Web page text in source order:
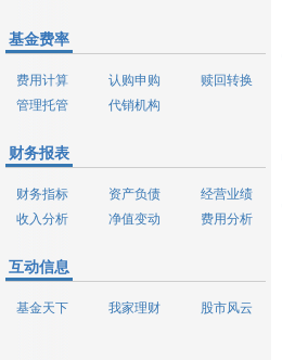
基金费率
费用计算 认购申购
赎回转换
管理托管
代销机构
财务报表
财务指标 资产负债
经营业绩
收入分析
净值变动 费用分析
互动信息
基金天下 我家理财 股市风云